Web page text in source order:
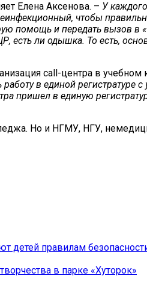
Елена Аксенова. – У
чтобы
помощь и передать вызов
есть ли одышка. То есть,
call-центра в
в единой регистратуре
пришел в единую
Но и НГМУ, НГУ,
детей правилам
в парке «Хуторок»